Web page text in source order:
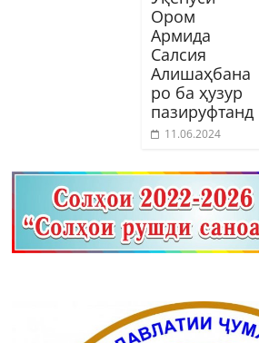
Ором
Армида
Салсия
Алишаҳбана
ро ба ҳузур
пазируфтанд
11.06.2024